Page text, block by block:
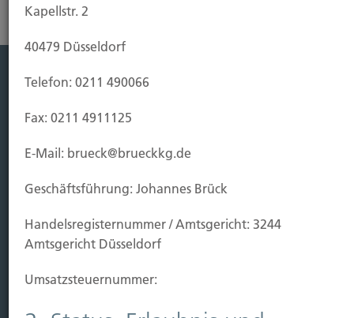
Leben
Vorsorgen
Kauf Grundstück
Baubeginn
Schaden
Kapellstr. 2
40479 Düsseldorf
Telefon: 0211 490066
Fax: 0211 4911125
E-Mail: brueck@brueckkg.de
Geschäftsführung: Johannes Brück
Handels­registernummer / Amtsgericht: 3244
Amtsgericht Düsseldorf
Umsatzsteuer­nummer: